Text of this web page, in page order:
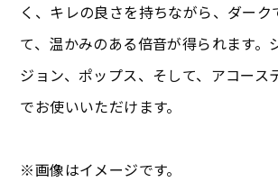
く、キレの良さを持ちながら、ダーク
て、温かみのある倍音が得られます。
ジョン、ポップス、そして、アコース
でお使いいただけます。
※画像はイメージです。